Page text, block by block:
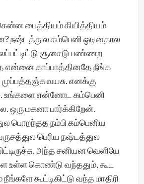
பைத்தியம் கியித்தியம்
நஷ்டத்துல கம்பெனி ஓடினதால
சூசைடு பண்ணற
என்னை காப்பாத்தினதே நீங்க
வயசு. எனக்கு
உங்களை என்னோட கம்பெனி
ஒரு மகனா பார்க்கிறேன்.
பொறந்தத நம்பி கம்பெனிய
பெரிய நஷ்டத்துல
அந்த சனியன வெளியே
உள்ள கொண்டு வந்ததும், கூட
கூட்டிகிட்டு வந்த மாதிரி